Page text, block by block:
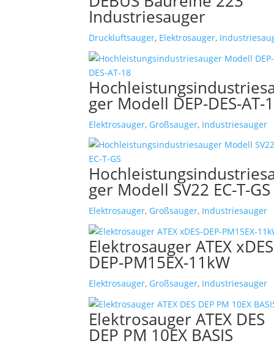
Industriesauger
Druckluftsauger, Elektrosauger,
ger Modell DEP-DES-AT-
Elektrosauger, Großsauger, Industriesauger
ger Modell SV22 EC-T-GS
Elektrosauger, Großsauger, Industriesauger
Elektrosauger ATEX
DEP-PM15EX-11kW
Elektrosauger, Großsauger, Industriesauger
Elektrosauger ATEX DES
DEP PM 10EX BASIS